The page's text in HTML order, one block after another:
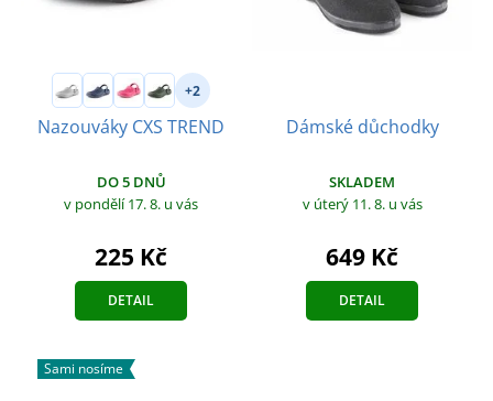
+2
Nazouváky CXS TREND
DO 5 DNŮ
v pondělí 17. 8. u vás
225 Kč
DETAIL
Dámské důchodky
SKLADEM
v úterý 11. 8. u vás
649 Kč
DETAIL
Sami nosíme